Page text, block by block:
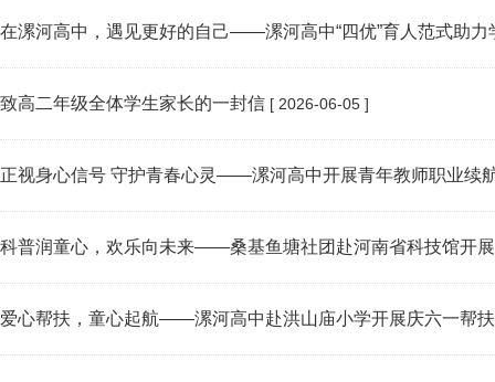
在漯河高中，遇见更好的自己——漯河高中“四优”育人范式助力
致高二年级全体学生家长的一封信 [ 2026-06-05 ]
正视身心信号 守护青春心灵——漯河高中开展青年教师职业续
科普润童心，欢乐向未来——桑基鱼塘社团赴河南省科技馆开
爱心帮扶，童心起航——漯河高中赴洪山庙小学开展庆六一帮